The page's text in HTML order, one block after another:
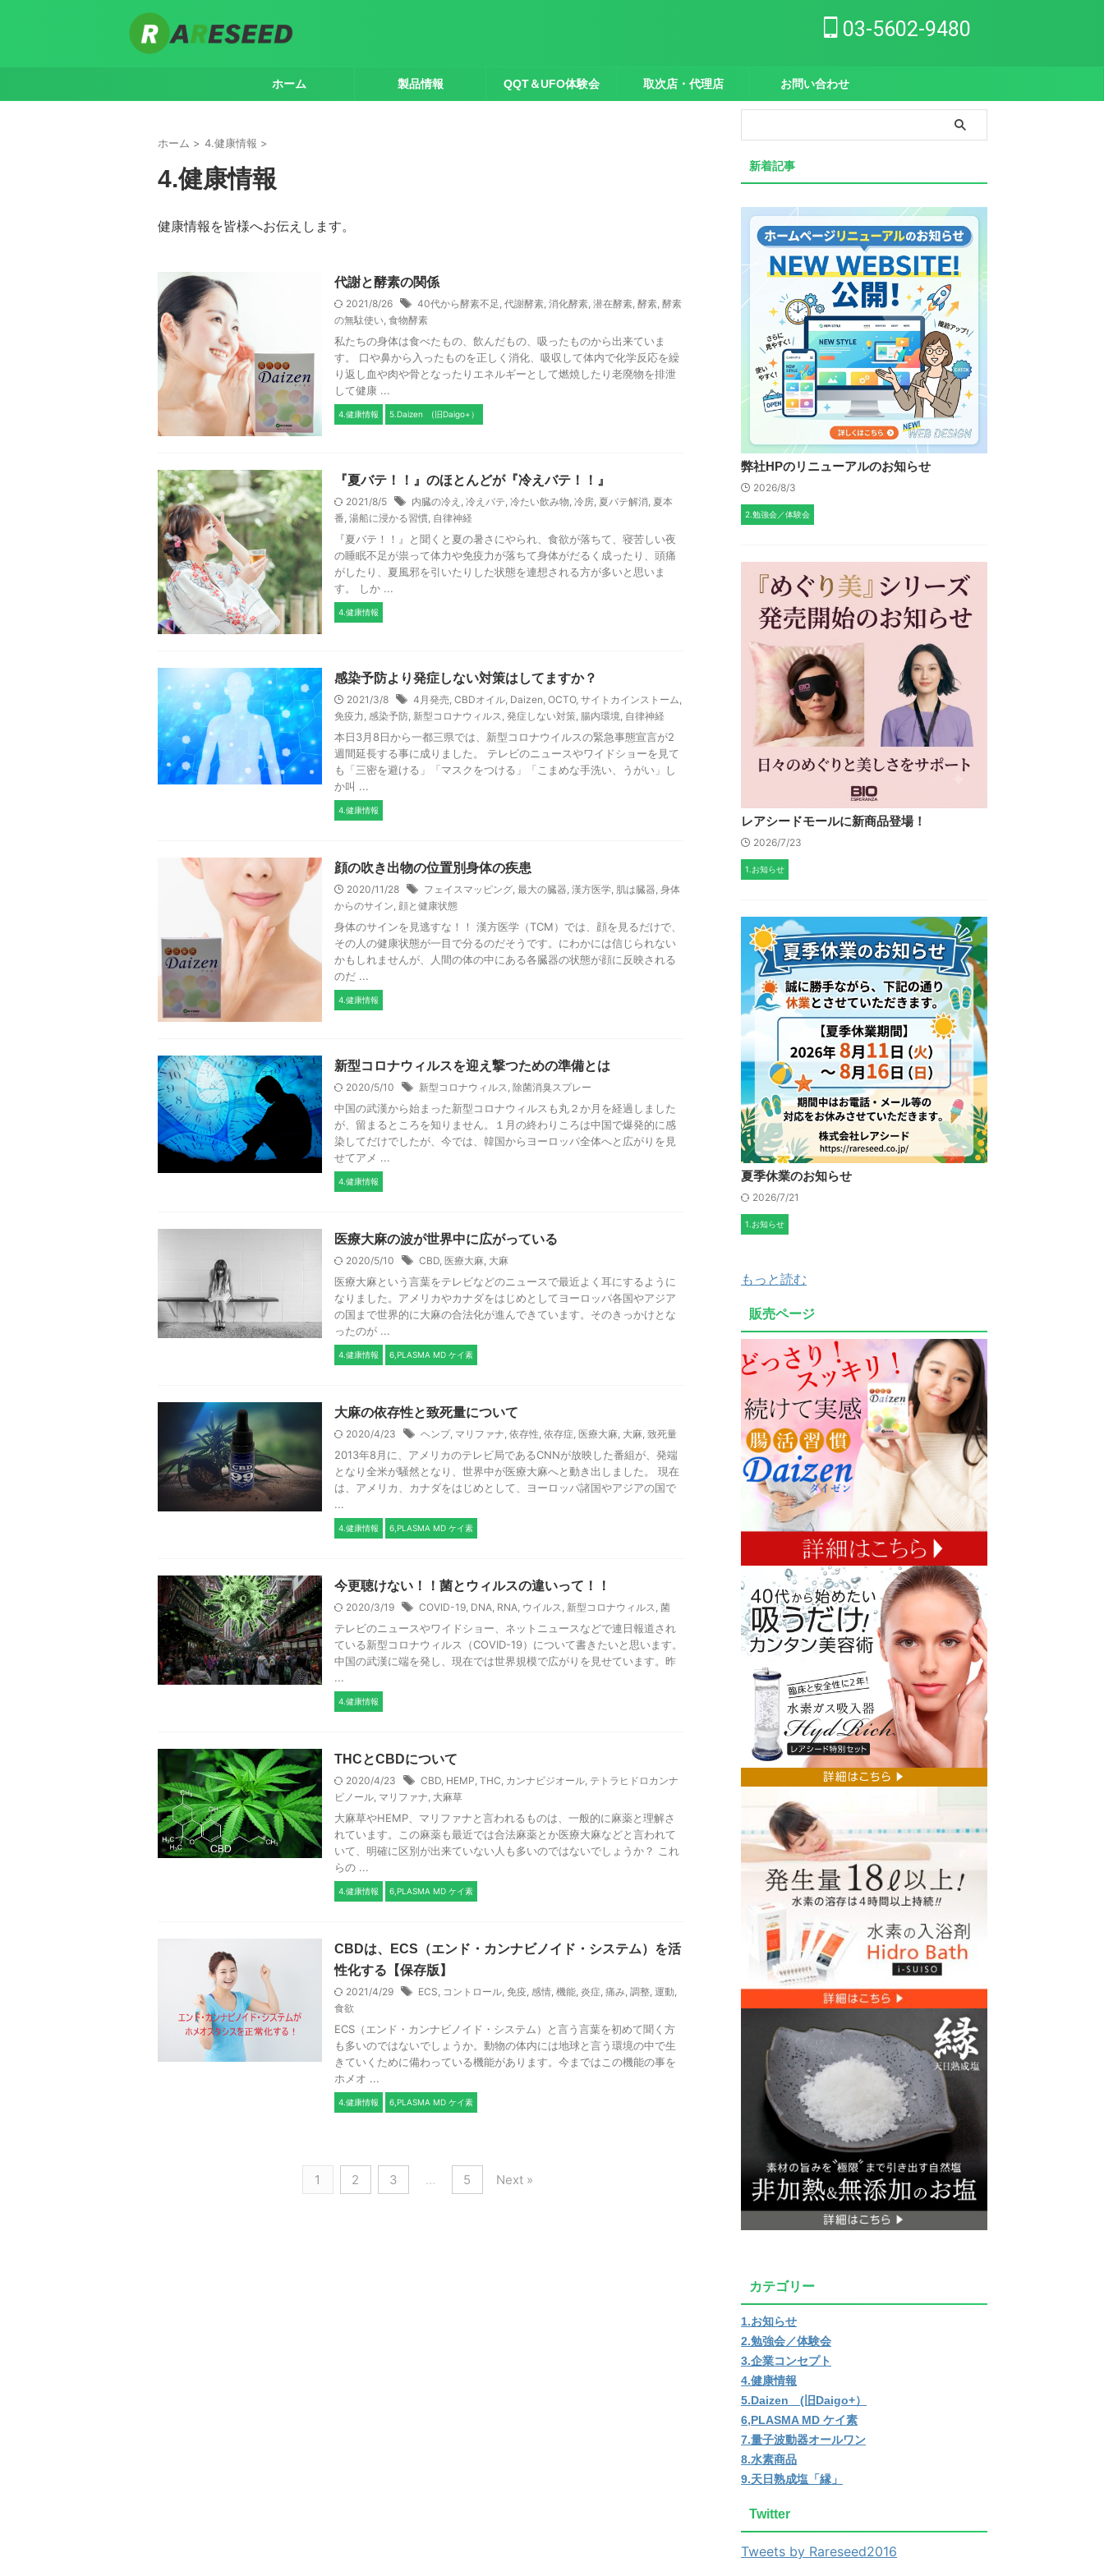
03-5602-9480
ホーム 製品情報 QQT＆UFO体験会 取次店・代理店 お問い合わせ
ホーム > 4.健康情報 >
4.健康情報
健康情報を皆様へお伝えします。
代謝と酵素の関係
2021/8/26 40代から酵素不足 , 代謝酵素, 消化酵素, 潜在酵素, 酵素, 酵素
の無駄使い, 食物酵素
私たちの身体は食べたもの、飲んだもの、吸ったものから出来ていま
す。 口や鼻から入ったものを正しく消化、吸収して体内で化学反応を繰
り返し血や肉や骨となったりエネルギーとして燃焼したり老廃物を排泄
して健康 ...
4.健康情報 5.Daizen (旧Daigo+）
『夏バテ！！』のほとんどが『冷えバテ！！』
2021/8/5 内臓の冷え , 冷えバテ, 冷たい飲み物, 冷房, 夏バテ解消, 夏本
番, 湯船に浸かる習慣, 自律神経
『夏バテ！！』と聞くと夏の暑さにやられ、食欲が落ちて、寝苦しい夜
の睡眠不足が祟って体力や免疫力が落ちて身体がだるく成ったり、頭痛
がしたり、夏風邪を引いたりした状態を連想される方が多いと思いま
す。 しか ...
4.健康情報
感染予防より発症しない対策はしてますか？
2021/3/8 4月発売, CBDオイル, Daizen, OCTO, サイトカインストーム,
免疫力, 感染予防, 新型コロナウィルス, 発症しない対策, 腸内環境, 自律神経
本日3月8日から一都三県では、新型コロナウイルスの緊急事態宣言が2
週間延長する事に成りました。 テレビのニュースやワイドショーを見て
も「三密を避ける」「マスクをつける」「こまめな手洗い、うがい」し
か叫 ...
4.健康情報
顔の吹き出物の位置別身体の疾患
2020/11/28 フェイスマッピング, 最大の臓器, 漢方医学, 肌は臓器, 身体
からのサイン, 顔と健康状態
身体のサインを見逃すな！！ 漢方医学（TCM）では、顔を見るだけで、
その人の健康状態が一目で分るのだそうです。にわかには信じられない
かもしれませんが、人間の体の中にある各臓器の状態が顔に反映される
のだ ...
4.健康情報
新型コロナウィルスを迎え撃つための準備とは
2020/5/10 新型コロナウィルス, 除菌消臭スプレー
中国の武漢から始まった新型コロナウィルスも丸２か月を経過しました
が、留まるところを知りません。１月の終わりころは中国で爆発的に感
染してだけでしたが、今では、韓国からヨーロッパ全体へと広がりを見
せてアメ ...
4.健康情報
医療大麻の波が世界中に広がっている
2020/5/10 CBD, 医療大麻, 大麻
医療大麻という言葉をテレビなどのニュースで最近よく耳にするように
なりました。アメリカやカナダをはじめとしてヨーロッパ各国やアジア
の国まで世界的に大麻の合法化が進んできています。そのきっかけとな
ったのが ...
4.健康情報 6,PLASMA MD ケイ素
大麻の依存性と致死量について
2020/4/23 ヘンプ, マリファナ, 依存性, 依存症, 医療大麻, 大麻, 致死量
2013年8月に、アメリカのテレビ局であるCNNが放映した番組が、発端
となり全米が騒然となり、世界中が医療大麻へと動き出しました。 現在
は、アメリカ、カナダをはじめとして、ヨーロッパ諸国やアジアの国で
...
4.健康情報 6,PLASMA MD ケイ素
今更聴けない！！菌とウィルスの違いって！！
2020/3/19 COVID-19, DNA, RNA, ウイルス, 新型コロナウィルス, 菌
テレビのニュースやワイドショー、ネットニュースなどで連日報道され
ている新型コロナウィルス（COVID-19）について書きたいと思います。
中国の武漢に端を発し、現在では世界規模で広がりを見せています。昨
...
4.健康情報
THCとCBDについて
2020/4/23 CBD, HEMP, THC, カンナビジオール, テトラヒドロカンナ
ビノール, マリファナ, 大麻草
大麻草やHEMP、マリファナと言われるものは、一般的に麻薬と理解さ
れています。この麻薬も最近では合法麻薬とか医療大麻などと言われて
いて、明確に区別が出来ていない人も多いのではないでしょうか？ これ
らの ...
4.健康情報 6,PLASMA MD ケイ素
CBDは、ECS（エンド・カンナビノイド・システム）を活
性化する【保存版】
2021/4/29 ECS, コントロール, 免疫, 感情, 機能, 炎症, 痛み, 調整, 運動,
食欲
ECS（エンド・カンナビノイド・システム）と言う言葉を初めて聞く方
も多いのではないでしょうか。動物の体内には地球と言う環境の中で生
きていくために備わっている機能があります。今まではこの機能の事を
ホメオ ...
4.健康情報 6,PLASMA MD ケイ素
1 2 3 … 5 Next »
新着記事
弊社HPのリニューアルのお知らせ
2026/8/3
2.勉強会／体験会
レアシードモールに新商品登場！
2026/7/23
1.お知らせ
夏季休業のお知らせ
2026/7/21
1.お知らせ
もっと読む
販売ページ
カテゴリー
1.お知らせ
2.勉強会／体験会
3.企業コンセプト
4.健康情報
5.Daizen (旧Daigo+）
6,PLASMA MD ケイ素
7.量子波動器オールワン
8.水素商品
9.天日熟成塩「縁」
Twitter
Tweets by Rareseed2016